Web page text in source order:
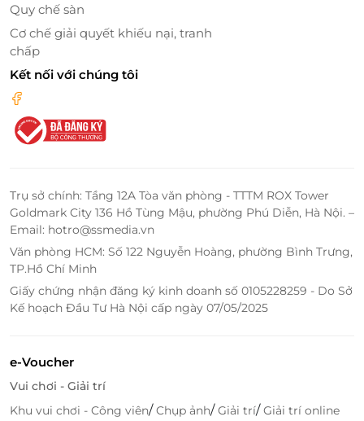
Đôi nét về
Đặc biệt Rạp Xiếc Trung Ương sở hữu sân khấu tròn
3D, âm thanh, ánh sáng hiện đại cùng hệ thống điều
hòa giúp các bé có những phút giây thưởng thức
khó quên.
Quy chế sàn
Cơ chế giải quyết khiếu nại, tranh
chấp
Kết nối với chúng tôi
Trụ sở chính: Tầng 12A Tòa văn phòng - TTTM ROX Tower
Goldmark City 136 Hồ Tùng Mậu, phường Phú Diễn, Hà Nội. –
Email: hotro@ssmedia.vn
Văn phòng HCM: Số 122 Nguyễn Hoàng, phường Bình Trưng,
TP.Hồ Chí Minh
Giấy chứng nhận đăng ký kinh doanh số 0105228259 - Do Sở
Kế hoạch Đầu Tư Hà Nội cấp ngày 07/05/2025
e-Voucher
Vui chơi - Giải trí
Khu vui chơi - Công viên/Chụp ảnh/Giải trí/Giải trí online